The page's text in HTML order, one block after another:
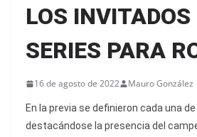
LOS INVITADOS
SERIES PARA
16 de agosto de 2022 Mauro González
En la previa se definieron cada una
destacándose la presencia del